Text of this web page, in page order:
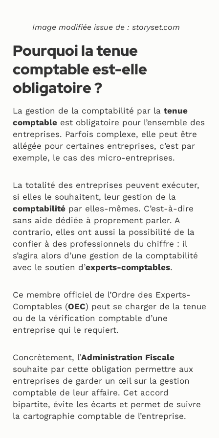
Image modifiée issue de : storyset.com
Pourquoi la tenue
comptable est-elle
obligatoire ?
La gestion de la comptabilité par la tenue
comptable est obligatoire pour l’ensemble des
entreprises. Parfois complexe, elle peut être
allégée pour certaines entreprises, c’est par
exemple, le cas des micro-entreprises.
La totalité des entreprises peuvent exécuter,
si elles le souhaitent, leur gestion de la
comptabilité par elles-mêmes. C’est-à-dire
sans aide dédiée à proprement parler. A
contrario, elles ont aussi la possibilité de la
confier à des professionnels du chiffre : il
s’agira alors d’une gestion de la comptabilité
avec le soutien d’experts-comptables.
Ce membre officiel de l’Ordre des Experts-
Comptables (OEC) peut se charger de la tenue
ou de la vérification comptable d’une
entreprise qui le requiert.
Concrètement, l’Administration Fiscale
souhaite par cette obligation permettre aux
entreprises de garder un œil sur la gestion
comptable de leur affaire. Cet accord
bipartite, évite les écarts et permet de suivre
la cartographie comptable de l’entreprise.